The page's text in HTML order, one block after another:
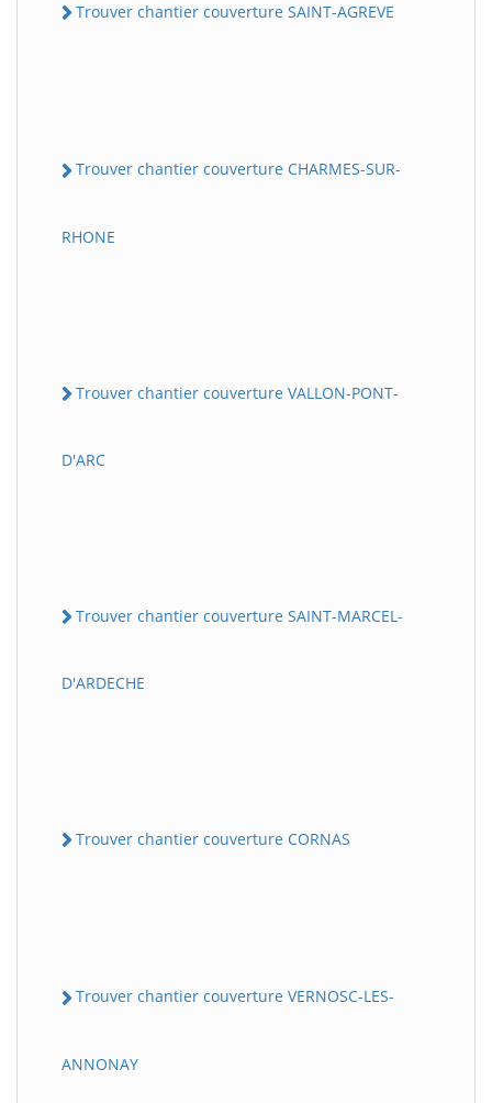
Trouver chantier couverture SAINT-AGREVE
Trouver chantier couverture CHARMES-SUR-
RHONE
Trouver chantier couverture VALLON-PONT-
D'ARC
Trouver chantier couverture SAINT-MARCEL-
D'ARDECHE
Trouver chantier couverture CORNAS
Trouver chantier couverture VERNOSC-LES-
ANNONAY